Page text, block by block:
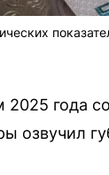
года
озвучил